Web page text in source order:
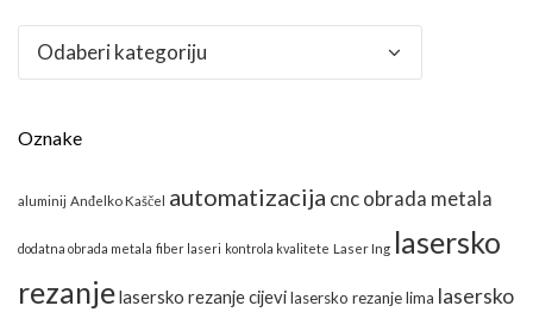
Kategorije
Oznake
aluminij Anđelko Kaščel automatizacija cnc obrada metala
dodatna obrada metala fiber laseri kontrola kvalitete Laser Ing lasersko
rezanjelasersko rezanje cijevilasersko rezanje lima lasersko